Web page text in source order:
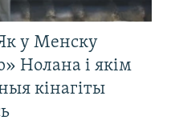
у Менску
Нолана і якім
кінагіты